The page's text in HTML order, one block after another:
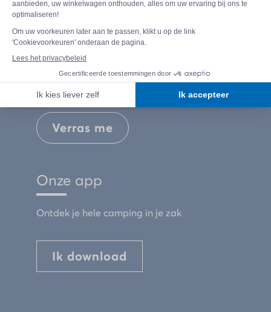
Schrijf je in voor onze
nieuwsbrief en ontvang
mooie aanbiedingen en
extra informative
Verras me
Onze app
Ontdek je hele camping in je zak
Ik download